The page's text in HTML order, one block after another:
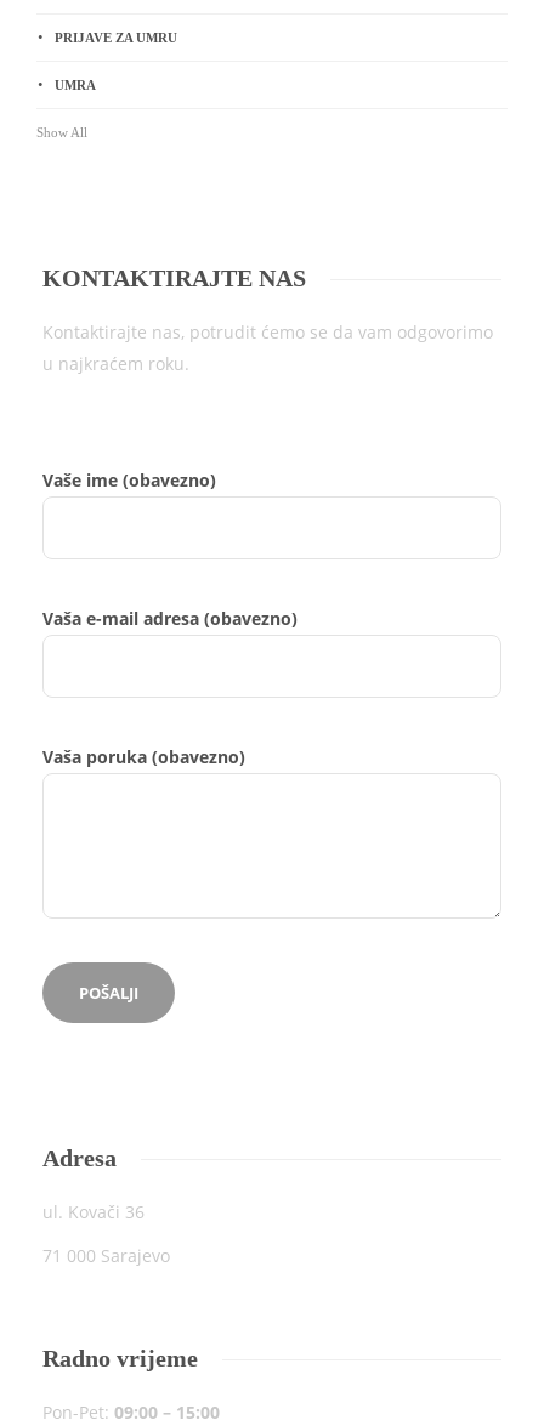
PRIJAVE ZA UMRU
UMRA
Show All
KONTAKTIRAJTE NAS
Kontaktirajte nas, potrudit ćemo se da vam odgovorimo
u najkraćem roku.
Vaše ime (obavezno)
Vaša e-mail adresa (obavezno)
Vaša poruka (obavezno)
Adresa
ul. Kovači 36
71 000 Sarajevo
Radno vrijeme
Pon-Pet: 09:00 – 15:00